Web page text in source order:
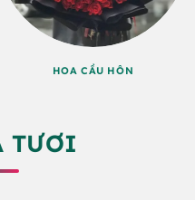
HOA CẦU HÔN
TƯƠI